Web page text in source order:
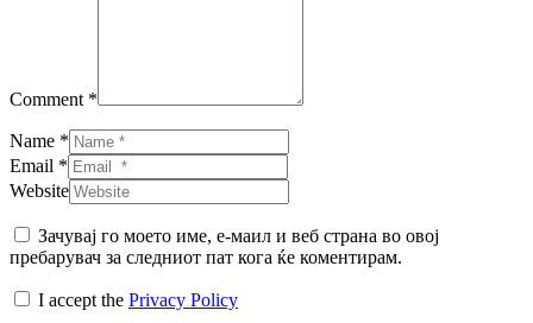
Comment *
Name *
Email *
Website
Зачувај го моето име, е-маил и веб страна во овој
пребарувач за следниот пат кога ќе коментирам.
I accept the Privacy Policy